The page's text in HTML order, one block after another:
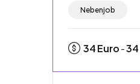
Nebenjob
34Euro -34